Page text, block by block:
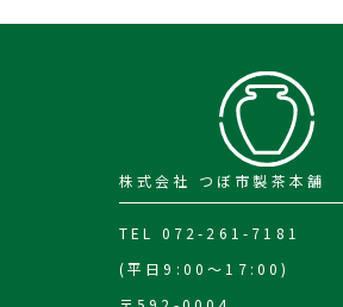
株式会社 つぼ市製茶本舗
TEL 072-261-7181
(平日9:00～17:00)